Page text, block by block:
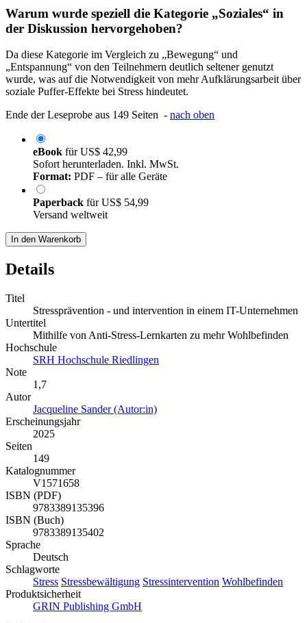
Warum wurde speziell die Kategorie „Soziales“ in
der Diskussion hervorgehoben?
Da diese Kategorie im Vergleich zu „Bewegung“ und
„Entspannung“ von den Teilnehmern deutlich seltener genutzt
wurde, was auf die Notwendigkeit von mehr Aufklärungsarbeit über
soziale Puffer-Effekte bei Stress hindeutet.
Ende der Leseprobe aus 149 Seiten - nach oben
eBook fürUS$ 42,99
Sofort herunterladen. Inkl. MwSt.
Format: PDF – für alle Geräte
Paperback fürUS$ 54,99
Versand weltweit
In den Warenkorb
Details
Titel
Stressprävention - und intervention in einem IT-Unternehmen
Untertitel
Mithilfe von Anti-Stress-Lernkarten zu mehr Wohlbefinden
Hochschule
SRH Hochschule Riedlingen
Note
1,7
Autor
Jacqueline Sander (Autor:in)
Erscheinungsjahr
2025
Seiten
149
Katalognummer
V1571658
ISBN (PDF)
9783389135396
ISBN (Buch)
9783389135402
Sprache
Deutsch
Schlagworte
Stress Stressbewältigung Stressintervention Wohlbefinden
Produktsicherheit
GRIN Publishing GmbH